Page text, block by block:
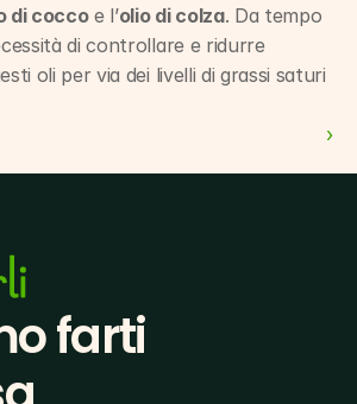
di cocco e l’olio di colza. Da tempo
di controllare e ridurre
oli per via dei livelli di grassi saturi
›
farti